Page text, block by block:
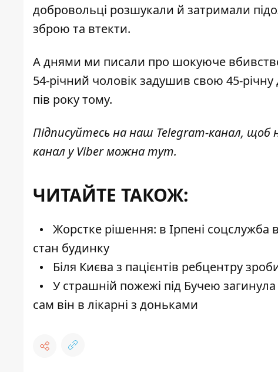
добровольці розшукали й затримали
зброю та втекти.
А днями ми писали про шокуюче
54-річний чоловік задушив свою 45-
пів року тому.
Підписуйтесь на наш Telegram-канал, щоб
канал у Viber можнатут.
ЧИТАЙТЕ ТАКОЖ:
Жорстке рішення: в Ірпені соцслужба
стан будинку
Біля Києва з пацієнтів ребцентру
У страшній пожежі під Бучею
сам він в лікарні з доньками